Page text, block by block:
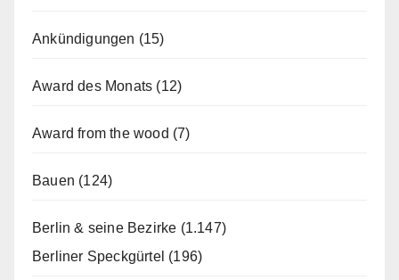
Ankündigungen (15)
Award des Monats (12)
Award from the wood (7)
Bauen (124)
Berlin & seine Bezirke (1.147)
Berliner Speckgürtel (196)